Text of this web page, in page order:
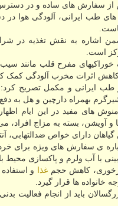
سفارش های ساده و در دسترس
طب ایرانی، آلودگی هوا در
اشاره به نقش تغذیه در
است.
مفرح قلب مانند
اثرات مخرب آلودگی کمک
ایرانی و مکمل تصریح کرد:
بهمراه دارچین و هل به
های مفید در این ایام
و آویشن، بسته به مزاج
گیاهان دارای خواص
ی سفارش های ویژه برای
آب ولرم و پاکسازی محیط
پرخوری، کاهش حجمغذا
و
خانواده ها قرار گیرد.
باید از انجام فعالیت